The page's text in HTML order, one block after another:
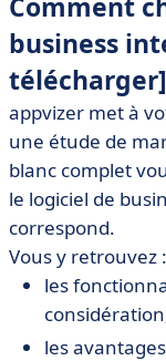
business
télécharger]
appvizer met à
une étude de
blanc complet
le logiciel de
correspond.
Vous y retrouvez :
les
les